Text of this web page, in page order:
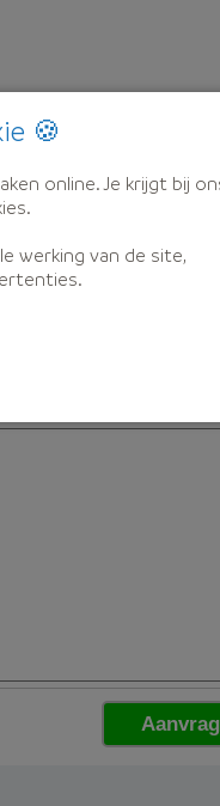
🍪
online. Je krijgt bij
werking van de site,